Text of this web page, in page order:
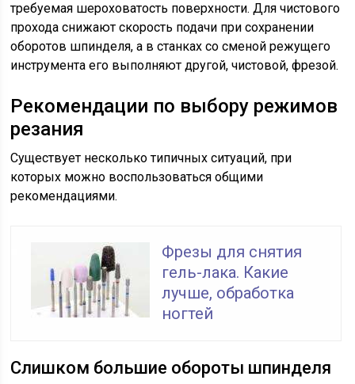
требуемая шероховатость поверхности. Для чистового
прохода снижают скорость подачи при сохранении
оборотов шпинделя, а в станках со сменой режущего
инструмента его выполняют другой, чистовой, фрезой.
Рекомендации по выбору режимов
резания
Существует несколько типичных ситуаций, при
которых можно воспользоваться общими
рекомендациями.
Фрезы для снятия
гель-лака. Какие
лучше, обработка
ногтей
Слишком большие обороты шпинделя